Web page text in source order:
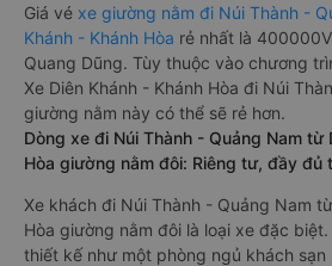
Giá vé xe giường nằm đi Núi Thành -
Khánh - Khánh Hòa rẻ nhất là
Quang Dũng. Tùy thuộc vào chương
Xe Diên Khánh - Khánh Hòa đi Núi
giường nằm này có thể sẽ rẻ hơn.
Dòng xe đi Núi Thành - Quảng Nam từ
Hòa giường nằm đôi: Riêng tư, đầy đủ
Xe khách đi Núi Thành - Quảng Nam
Hòa giường nằm đôi là loại xe đặc
thiết kế như một phòng ngủ khách sạn